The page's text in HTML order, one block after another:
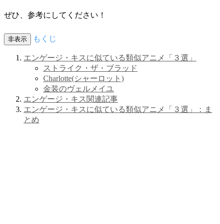
ぜひ、参考にしてください！
非表示 もくじ
エンゲージ・キスに似ている類似アニメ「３選」
ストライク・ザ・ブラッド
Charlotte(シャーロット)
金装のヴェルメイユ
エンゲージ・キス関連記事
エンゲージ・キスに似ている類似アニメ「３選」：ま
とめ